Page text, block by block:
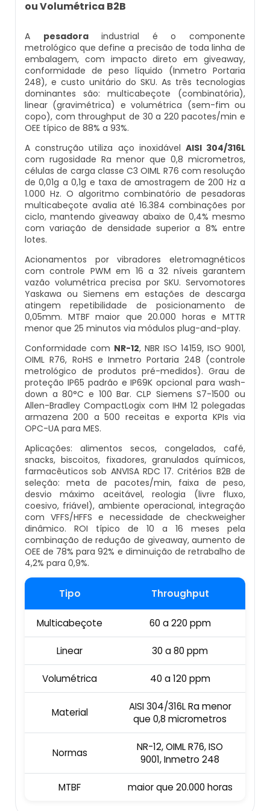
Balança Contadora
Máquina Seladora Rotativa Pneumática
Embaladora Industrial
Pesadora De Grãos
Embaladora De Doces
Embaladora Vertical
Pesadora De Pão
Seladora Automática Com Datador
Pesadora De Salgados Congelados
Balança Multicabeçote
Pesadora Para Biscoito De Polvilho
Seladora Rotativa
Pesadora Para Pão De Queijo
Dosador De Rosca
Pesadoras Automáticas
Embaladora De Graos
Seladora Automática Com Esteira
Embaladora De Pao
Esteira Alimentadora
Seladora Contínua Com Datador
Maquina Contadora
Seladora Rotativa Contínua
Balança Linear
Seladoras Automáticas Com Data
Pesadora
Embaladora De Feijão
Datador Ink Jet Portátil
Datador Para Caixa De Papelão
Datador Para Embaladora
Datador Para Embalagens Plásticas
Datador Para Empacotadora
Datador De Tampas
Datador Para Plástico
Datador Para Embalagem Manual
Datador Elétrico
Datador Para Sacos Plasticos
Comprar Datador Automático
Datador Termico
Datador Automático A Venda
Datador Termo Transferência
Fornecedor Datador Automático
Datador De Caixas
Empresa De Datador Inkjet
Datador De Potes Tampas E Rótulos
Manutenção De Datador De Caixa
Datador Automático De Embalagens
Datador De Embalagens Automático
ou Volumétrica B2B
A pesadoraindustrial é o componente
metrológico que define a precisão de toda linha de
embalagem, com impacto direto em giveaway,
conformidade de peso líquido (Inmetro Portaria
248), e custo unitário do SKU. As três tecnologias
dominantes são: multicabeçote (combinatória),
linear (gravimétrica) e volumétrica (sem-fim ou
copo), com throughput de 30 a 220 pacotes/min e
OEE típico de 88% a 93%.
A construção utiliza aço inoxidável AISI 304/316L
com rugosidade Ra menor que 0,8 micrometros,
células de carga classe C3 OIML R76 com resolução
de 0,01g a 0,1g e taxa de amostragem de 200 Hz a
1.000 Hz. O algoritmo combinatório de pesadoras
multicabeçote avalia até 16.384 combinações por
ciclo, mantendo giveaway abaixo de 0,4% mesmo
com variação de densidade superior a 8% entre
lotes.
Acionamentos por vibradores eletromagnéticos
com controle PWM em 16 a 32 níveis garantem
vazão volumétrica precisa por SKU. Servomotores
Yaskawa ou Siemens em estações de descarga
atingem repetibilidade de posicionamento de
0,05mm. MTBF maior que 20.000 horas e MTTR
menor que 25 minutos via módulos plug-and-play.
Conformidade com NR-12, NBR ISO 14159, ISO 9001,
OIML R76, RoHS e Inmetro Portaria 248 (controle
metrológico de produtos pré-medidos). Grau de
proteção IP65 padrão e IP69K opcional para wash-
down a 80°C e 100 Bar. CLP Siemens S7-1500 ou
Allen-Bradley CompactLogix com IHM 12 polegadas
armazena 200 a 500 receitas e exporta KPIs via
OPC-UA para MES.
Aplicações: alimentos secos, congelados, café,
snacks, biscoitos, fixadores, granulados químicos,
farmacêuticos sob ANVISA RDC 17. Critérios B2B de
seleção: meta de pacotes/min, faixa de peso,
desvio máximo aceitável, reologia (livre fluxo,
coesivo, friável), ambiente operacional, integração
com VFFS/HFFS e necessidade de checkweigher
dinâmico. ROI típico de 10 a 16 meses pela
combinação de redução de giveaway, aumento de
OEE de 78% para 92% e diminuição de retrabalho de
4,2% para 0,9%.
Tipo Throughput
Multicabeçote 60 a 220 ppm
Linear 30 a 80 ppm
Volumétrica 40 a 120 ppm
Material
AISI 304/316L Ra menor
que 0,8 micrometros
Normas
NR-12, OIML R76, ISO
9001, Inmetro 248
MTBF maior que 20.000 horas